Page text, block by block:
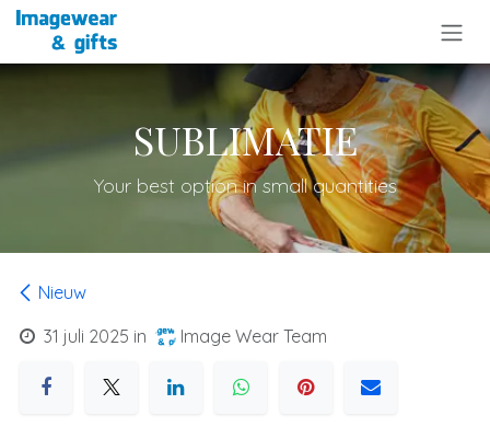
Overslaan naar inhoud
SUBLIMATIE
Your best option in small quantities
Nieuw
31 juli 2025 in Image Wear Team